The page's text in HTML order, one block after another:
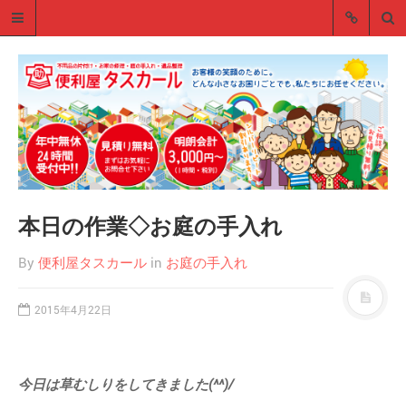
便利屋タスカールのブログ
便利屋タスカールのスタッフブログ
です。 不用品の処分・お家の修理・
会社概要
本日の作業◇お庭の手入れ
By 便利屋タスカール in お庭の手入れ
2015年4月22日
今日は草むしりをしてきました(^^)/